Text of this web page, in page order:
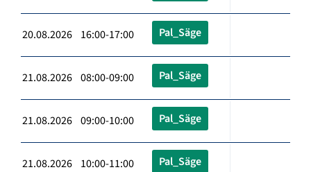
20.08.2026 16:00-17:00 Pal_Säge
21.08.2026 08:00-09:00 Pal_Säge
21.08.2026 09:00-10:00 Pal_Säge
21.08.2026 10:00-11:00 Pal_Säge